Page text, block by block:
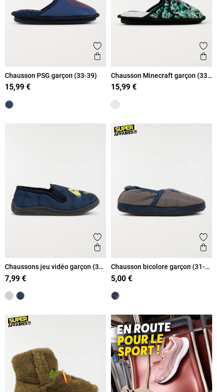
Ajouter aux favoris
Aperçu rapide
Chausson PSG garçon (33-39)
15,99 €
Chausson Minecraft garçon (33-
39)
15,99 €
Ajouter aux favoris
Aperçu rapide
Chaussons jeu vidéo garçon (31-
35)
7,99 €
Chausson bicolore garçon (31-
35)
5,00 €